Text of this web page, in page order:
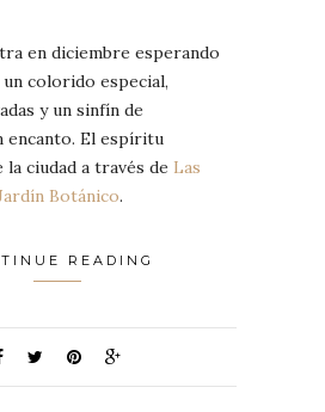
en diciembre esperando
un colorido especial,
y un sinfín de
encanto. El espíritu
la ciudad a través de Las
Botánico.
READING